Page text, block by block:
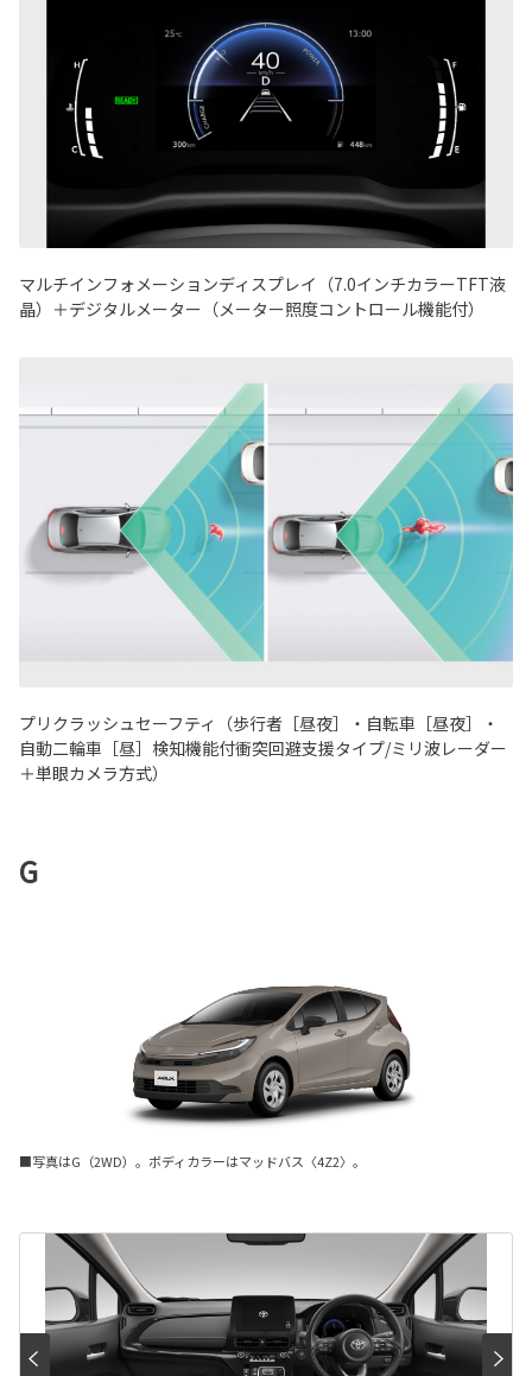
マルチインフォメーションディスプレイ（7.0インチカラーTFT液
晶）＋デジタルメーター（メーター照度コントロール機能付）
プリクラッシュセーフティ（歩行者［昼夜］・自転車［昼夜］・
自動二輪車［昼］検知機能付衝突回避支援タイプ/ミリ波レーダー
＋単眼カメラ方式）
G
■写真はG（2WD）。ボディカラーはマッドバス〈4Z2〉。